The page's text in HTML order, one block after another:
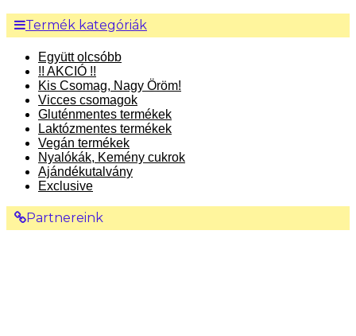
Termék kategóriák
Együtt olcsóbb
!! AKCIÓ !!
Kis Csomag, Nagy Öröm!
Vicces csomagok
Gluténmentes termékek
Laktózmentes termékek
Vegán termékek
Nyalókák, Kemény cukrok
Ajándékutalvány
Exclusive
Partnereink